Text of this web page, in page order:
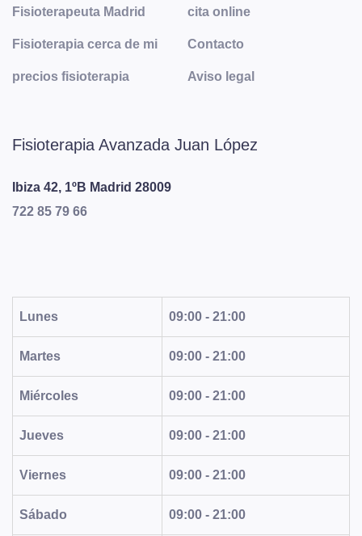
Fisioterapeuta Madrid
Fisioterapia cerca de mi
precios fisioterapia
cita online
Contacto
Aviso legal
Fisioterapia Avanzada Juan López
Ibiza 42, 1ºB Madrid 28009
722 85 79 66
Lunes 09:00 - 21:00
Martes 09:00 - 21:00
Miércoles 09:00 - 21:00
Jueves 09:00 - 21:00
Viernes 09:00 - 21:00
Sábado 09:00 - 21:00